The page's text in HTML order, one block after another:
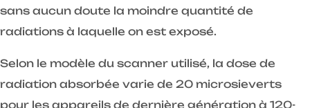
sans aucun doute la moindre quantité de
radiations à laquelle on est exposé.
Selon le modèle du scanner utilisé, la dose de
radiation absorbée varie de 20 microsieverts
pour les appareils de dernière génération à 120-